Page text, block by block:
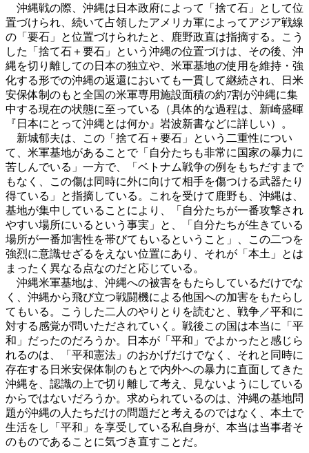
沖縄戦の際、沖縄は日本政府によって「捨て石」として位
置づけられ、続いて占領したアメリカ軍によってアジア戦線
の「要石」と位置づけられたと、鹿野政直は指摘する。こう
した「捨て石＋要石」という沖縄の位置づけは、その後、沖
縄を切り離しての日本の独立や、米軍基地の使用を維持・強
化する形での沖縄の返還においても一貫して継続され、日米
安保体制のもと全国の米軍専用施設面積の約7割が沖縄に集
中する現在の状態に至っている（具体的な過程は、新崎盛暉
『日本にとって沖縄とは何か』岩波新書などに詳しい）。
新城郁夫は、この「捨て石＋要石」という二重性につい
て、米軍基地があることで「自分たちも非常に国家の暴力に
苦しんでいる」一方で、「ベトナム戦争の例をもちだすまで
もなく、この傷は同時に外に向けて相手を傷つける武器たり
得ている」と指摘している。これを受けて鹿野も、沖縄は、
基地が集中していることにより、「自分たちが一番攻撃され
やすい場所にいるという事実」と、「自分たちが生きている
場所が一番加害性を帯びてもいるということ」、この二つを
強烈に意識せざるをえない位置にあり、それが「本土」とは
まったく異なる点なのだと応じている。
沖縄米軍基地は、沖縄への被害をもたらしているだけでな
く、沖縄から飛び立つ戦闘機による他国への加害をもたらし
てもいる。こうした二人のやりとりを読むと、戦争／平和に
対する感覚が問いただされていく。戦後この国は本当に「平
和」だったのだろうか。日本が「平和」でよかったと感じら
れるのは、「平和憲法」のおかげだけでなく、それと同時に
存在する日米安保体制のもとで内外への暴力に直面してきた
沖縄を、認識の上で切り離して考え、見ないようにしている
からではないだろうか。求められているのは、沖縄の基地問
題が沖縄の人たちだけの問題だと考えるのではなく、本土で
生活をし「平和」を享受している私自身が、本当は当事者そ
のものであることに気づき直すことだ。